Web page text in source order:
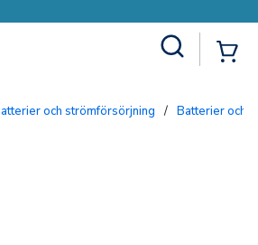
Batterier och strömförsörjning / Batterier och